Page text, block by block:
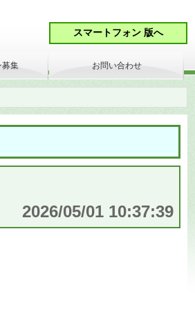
2026/05/01 10:37:39
募集 お問い合わせ